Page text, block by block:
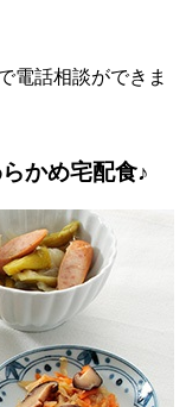
電話相談ができま
かめ宅配食♪